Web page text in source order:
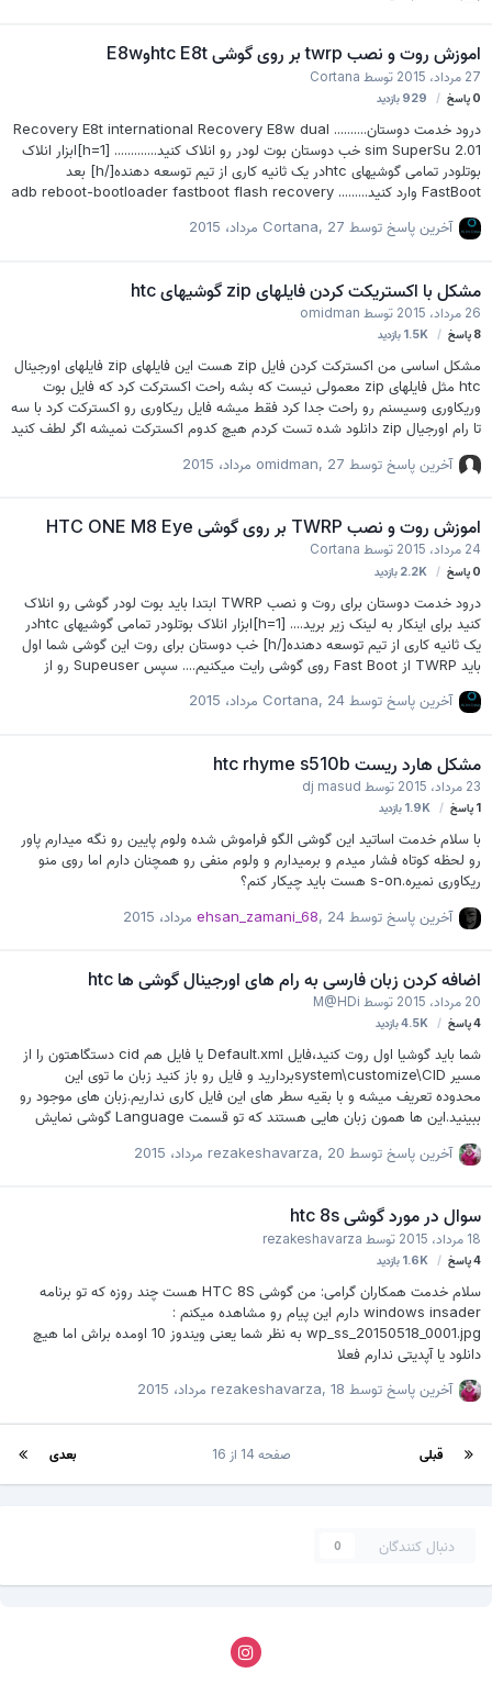
اموزش روت و نصب twrp بر روی گوشی htc E8tوE8w
27 مرداد، 2015 توسط Cortana
0پاسخ 929بازدید
درود خدمت دوستان.......... Recovery E8t international Recovery E8w dual
sim SuperSu 2.01 خب دوستان بوت لودر رو انلاک کنید............. [h=1]ابزار انلاک
بوتلودر تمامی گوشیهای htcدر یک ثانیه کاری از تیم توسعه دهنده[/h] بعد
FastBoot وارد کنید......... adb reboot-bootloader fastboot flash recovery
آخرین پاسخ توسط Cortana ,27 مرداد، 2015
مشکل با اکستریکت کردن فایلهای zip گوشیهای htc
26 مرداد، 2015 توسطomidman
8پاسخ 1.5K بازدید
مشکل اساسی من اکسترکت کردن فایل zip هست این فایلهای zip فایلهای اورجینال
htc مثل فایلهای zip معمولی نیست که بشه راحت اکسترکت کرد که فایل بوت
وریکاوری وسیسنم رو راحت جدا کرد فقط میشه فایل ریکاوری رو اکسترکت کرد با سه
تا رام اورجیال zip دانلود شده تست کردم هیچ کدوم اکسترکت نمیشه اگر لطف کنید
ورزنهای مختلف 7-Zip واخرین ورزن تست کردم با یه سیستم دیگه چک کردم باز
رامهای zip شده htc
آخرین پاسخ توسط omidman ,27 مرداد، 2015
اموزش روت و نصب TWRP بر روی گوشی HTC ONE M8 Eye
24 مرداد، 2015 توسطCortana
0پاسخ 2.2Kبازدید
درود خدمت دوستان برای روت و نصب TWRP ابتدا باید بوت لودر گوشی رو انلاک
کنید برای اینکار به لینک زیر برید.... [h=1]ابزار انلاک بوتلودر تمامی گوشیهای htcدر
یک ثانیه کاری از تیم توسعه دهنده[/h] خب دوستان برای روت این گوشی شما اول
باید TWRP از Fast Boot روی گوشی رایت میکنیم.... سپس Supeuser رو از
آخرین پاسخ توسط
Cortana ,24 مرداد، 2015
مشکل هارد ریست htc rhyme s510b
23 مرداد، 2015 توسطdj masud
پاسخ 1.9Kبازدید
با سلام خدمت اساتید این گوشی الگو فراموش شده ولوم پایین رو نگه میدارم پاور
رو لحظه کوتاه فشار میدم و برمیدارم و ولوم منفی رو همچنان دارم اما روی منو
ریکاوری نمیره.s-on هست باید چیکار کنم؟
آخرین پاسخ توسط ehsan_zamani_68 ,24 مرداد، 2015
اضافه کردن زبان فارسی به رام های اورجینال گوشی ها htc
20 مرداد، 2015 توسطM@HDi
4پاسخ 4.5Kبازدید
شما باید گوشیا اول روت کنید،فایل Default.xml یا فایل هم cid دستگاهتون را از
مسیر system\customize\CIDبردارید و فایل رو باز کنید زبان ما توی این
محدوده تعریف میشه و با بقیه سطر های این فایل کاری نداریم.زبان های موجود رو
ببینید.این ها همون زبان هایی هستند که تو قسمت Language گوشی نمایش
کوچک بودن حروف دقت کنید.خب بعد از اعمال تغییرات فایل رو ذخیره میکنیم.دقت
نخواهد افتاد تغییرات رو اعمال کنید و دوباره فایل را س…
آخرین پاسخ توسط rezakeshavarza ,20 مرداد، 2015
سوال در مورد گوشی htc 8s
18 مرداد، 2015 توسط rezakeshavarza
4پاسخ 1.6Kبازدید
سلام خدمت همکاران گرامی: من گوشی HTC 8S هست چند روزه که تو برنامه
windows insader دارم این پیام رو مشاهده میکنم :
wp_ss_20150518_0001.jpg به نظر شما یعنی ویندوز 10 اومده براش اما هیچ
دانلود یا آپدیتی ندارم فعلا
آخرین پاسخ توسط rezakeshavarza ,18 مرداد، 2015
قبلی بعدی صفحه 14 از 16
دنبال کنندگان 0